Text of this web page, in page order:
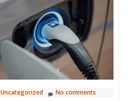
Uncategorized No comments